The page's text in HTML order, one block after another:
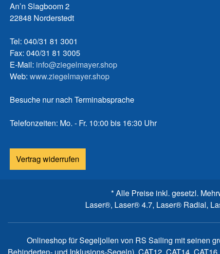
An’n Slagboom 2
22848 Norderstedt
Tel: 040/31 81 3001
Fax: 040/31 81 3005
E-Mail: info@ziegelmayer.shop
Web: www.ziegelmayer.shop
Besuche nur nach Terminabsprache
Telefonzeiten: Mo. - Fr. 10:00 bis 16:30 Uhr
Vertrag widerrufen
* Alle Preise inkl. gesetzl.
Laser®, Laser® 4.7, Laser® Radial,
Onlineshop für Segeljollen von RS Sailing mit seinen